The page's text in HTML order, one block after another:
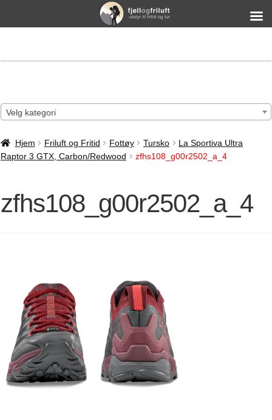
Velg kategori
Hjem Friluft og Fritid Fottøy Tursko
La Sportiva Ultra
Raptor 3 GTX, Carbon/Redwood
zfhs108_g00r2502_a_4
zfhs108_g00r2502_a_4